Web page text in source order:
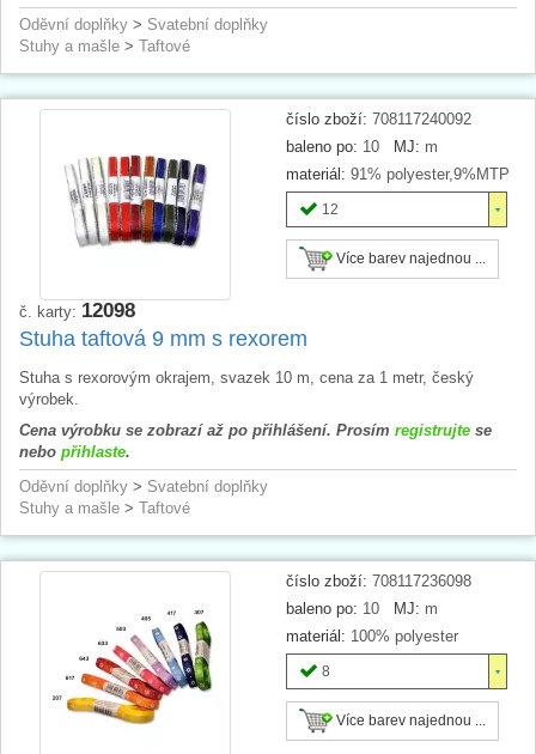
Oděvní doplňky > Svatební doplňky
Stuhy a mašle > Taftové
číslo zboží: 708117240092
baleno po: 10 MJ: m
materiál: 91% polyester,9%MTP
12
Více barev najednou ...
č. karty: 12098
Stuha taftová 9 mm s rexorem
Stuha s rexorovým okrajem, svazek 10 m, cena za 1 metr, český
výrobek.
Cena výrobku se zobrazí až po přihlášení. Prosím registrujte se
nebo přihlaste.
Oděvní doplňky > Svatební doplňky
Stuhy a mašle > Taftové
číslo zboží: 708117236098
baleno po: 10 MJ: m
materiál: 100% polyester
8
Více barev najednou ...